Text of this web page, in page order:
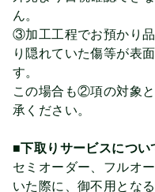
ん。
③加工工程でお預かり
り隠れていた傷等が表
す。
この場合も②項の対象
承ください。
■下取りサービスについ
セミオーダー、フルオ
いた際に、御不用とな